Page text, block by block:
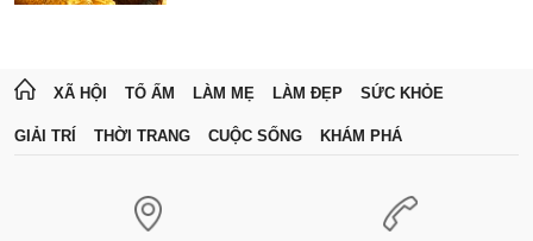
XÃ HỘI TỔ ẤM LÀM MẸ LÀM ĐẸP SỨC KHỎE
GIẢI TRÍ THỜI TRANG CUỘC SỐNG KHÁM PHÁ